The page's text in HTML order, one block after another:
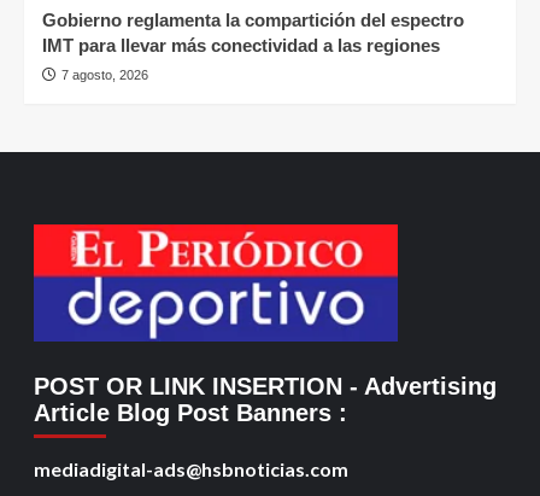
Gobierno reglamenta la compartición del espectro
IMT para llevar más conectividad a las regiones
7 agosto, 2026
POST OR LINK INSERTION - Advertising
Article Blog Post Banners :
mediadigital-ads@hsbnoticias.com